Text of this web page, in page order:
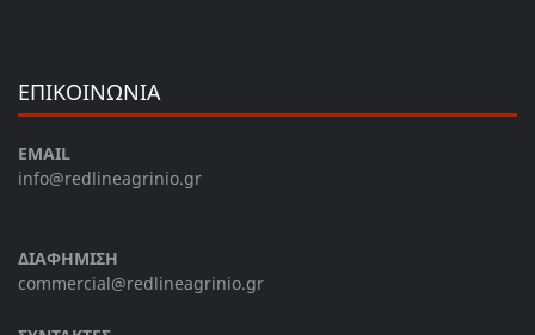
ΕΠΙΚΟΙΝΩΝΙΑ
EMAIL
info@redlineagrinio.gr
ΔΙΑΦΗΜΙΣΗ
commercial@redlineagrinio.gr